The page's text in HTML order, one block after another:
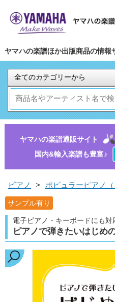
ヤマハの楽譜ほか出版商品の情報
ヤマハの楽譜通販サイト
国内&輸入楽譜も豊富♪
ピアノ > ポピュラーピアノ（
サンプル有り
電子ピアノ・キーボードにも対
ピアノで弾きたいはじめ